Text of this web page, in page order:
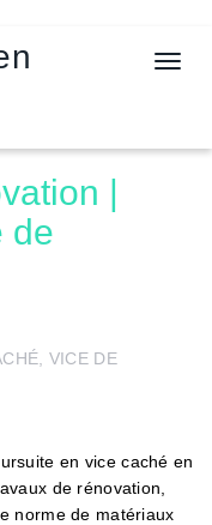
T
n
|
de
VICE DE
en vice caché en
de rénovation,
norme de matériaux